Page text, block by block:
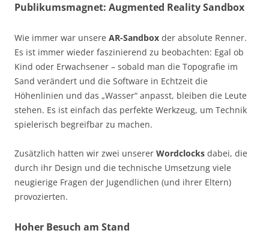
Publikumsmagnet: Augmented Reality Sandbox
Wie immer war unsere AR-Sandbox der absolute Renner.
Es ist immer wieder faszinierend zu beobachten: Egal ob
Kind oder Erwachsener – sobald man die Topografie im
Sand verändert und die Software in Echtzeit die
Höhenlinien und das „Wasser“ anpasst, bleiben die Leute
stehen. Es ist einfach das perfekte Werkzeug, um Technik
spielerisch begreifbar zu machen.
Zusätzlich hatten wir zwei unserer Wordclocks dabei, die
durch ihr Design und die technische Umsetzung viele
neugierige Fragen der Jugendlichen (und ihrer Eltern)
provozierten.
Hoher Besuch am Stand